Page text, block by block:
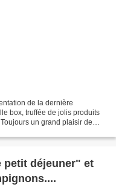
de la dernière
box, truffée de jolis produits
un grand plaisir de
petit déjeuner" et